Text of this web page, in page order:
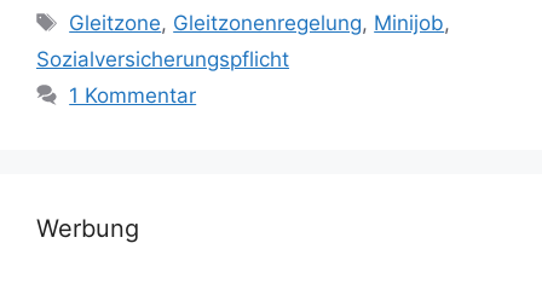
Schlagwörter
Gleitzone, Gleitzonenregelung, Minijob,
Sozialversicherungspflicht
1 Kommentar
Werbung